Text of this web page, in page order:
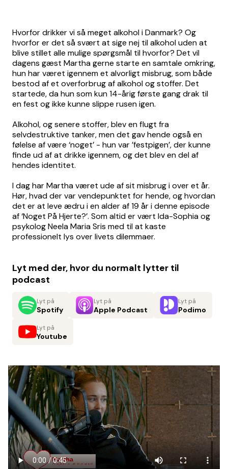
Hvorfor drikker vi så meget alkohol i Danmark? Og
hvorfor er det så svært at sige nej til alkohol uden at
blive stillet alle mulige spørgsmål til hvorfor? Det vil
dagens gæst Martha gerne starte en samtale omkring,
hun har været igennem et alvorligt misbrug, som både
bestod af et overforbrug af alkohol og stoffer. Det
startede, da hun som kun 14-årig første gang drak til
en fest og ikke kunne slippe rusen igen.
Alkohol, og senere stoffer, blev en flugt fra
selvdestruktive tanker, men det gav hende også en
følelse af være ‘noget’ - hun var ’festpigen’, der kunne
finde ud af at drikke igennem, og det blev en del af
hendes identitet.
I dag har Martha været ude af sit misbrug i over et år.
Hør, hvad der var vendepunktet for hende, og hvordan
det er at leve ædru i en alder af 19 år i denne episode
af ‘Noget På Hjerte?’. Som altid er vært Ida-Sophia og
psykolog Neela Maria Sris med til at kaste
professionelt lys over livets dilemmaer.
Lyt med der, hvor du normalt lytter til
podcast
Lyt på
Spotify
Lyt på
Apple Podcast
Lyt på
Podimo
Lyt på
Youtube